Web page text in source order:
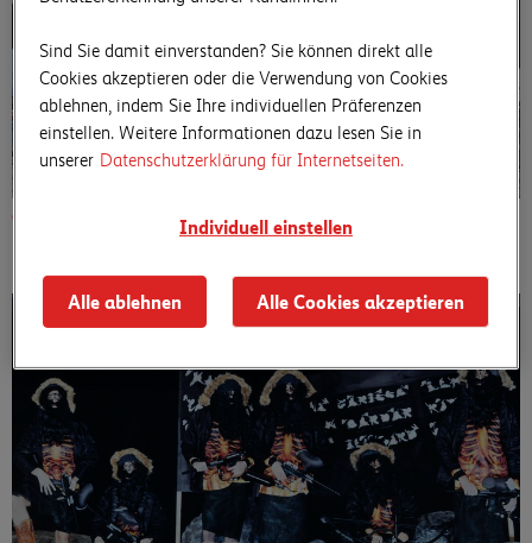
Olaf Breuning
Sind Sie damit einverstanden? Sie können direkt alle
Cookies akzeptieren oder die Verwendung von Cookies
ablehnen, indem Sie Ihre individuellen Präferenzen
einstellen. Weitere Informationen dazu lesen Sie in
unserer Datenschutzerklärung für Internetseiten.
Individuell einstellen
Alle ablehnen Alle Cookies akzeptieren